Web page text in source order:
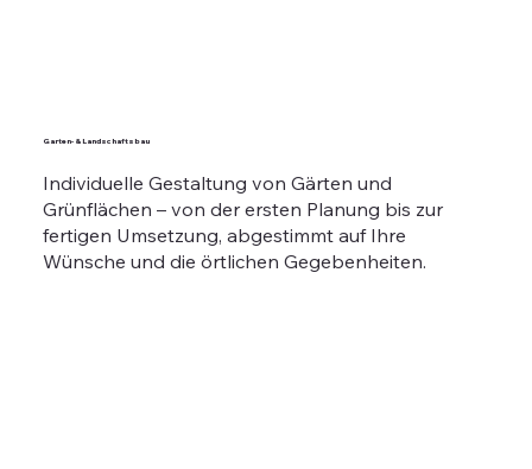
Garten- & Landschaftsbau
Individuelle Gestaltung von Gärten und
Grünflächen – von der ersten Planung bis zur
fertigen Umsetzung, abgestimmt auf Ihre
Wünsche und die örtlichen Gegebenheiten.